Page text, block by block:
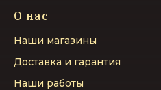
О нас
Наши магазины
Доставка и гарантия
Наши работы